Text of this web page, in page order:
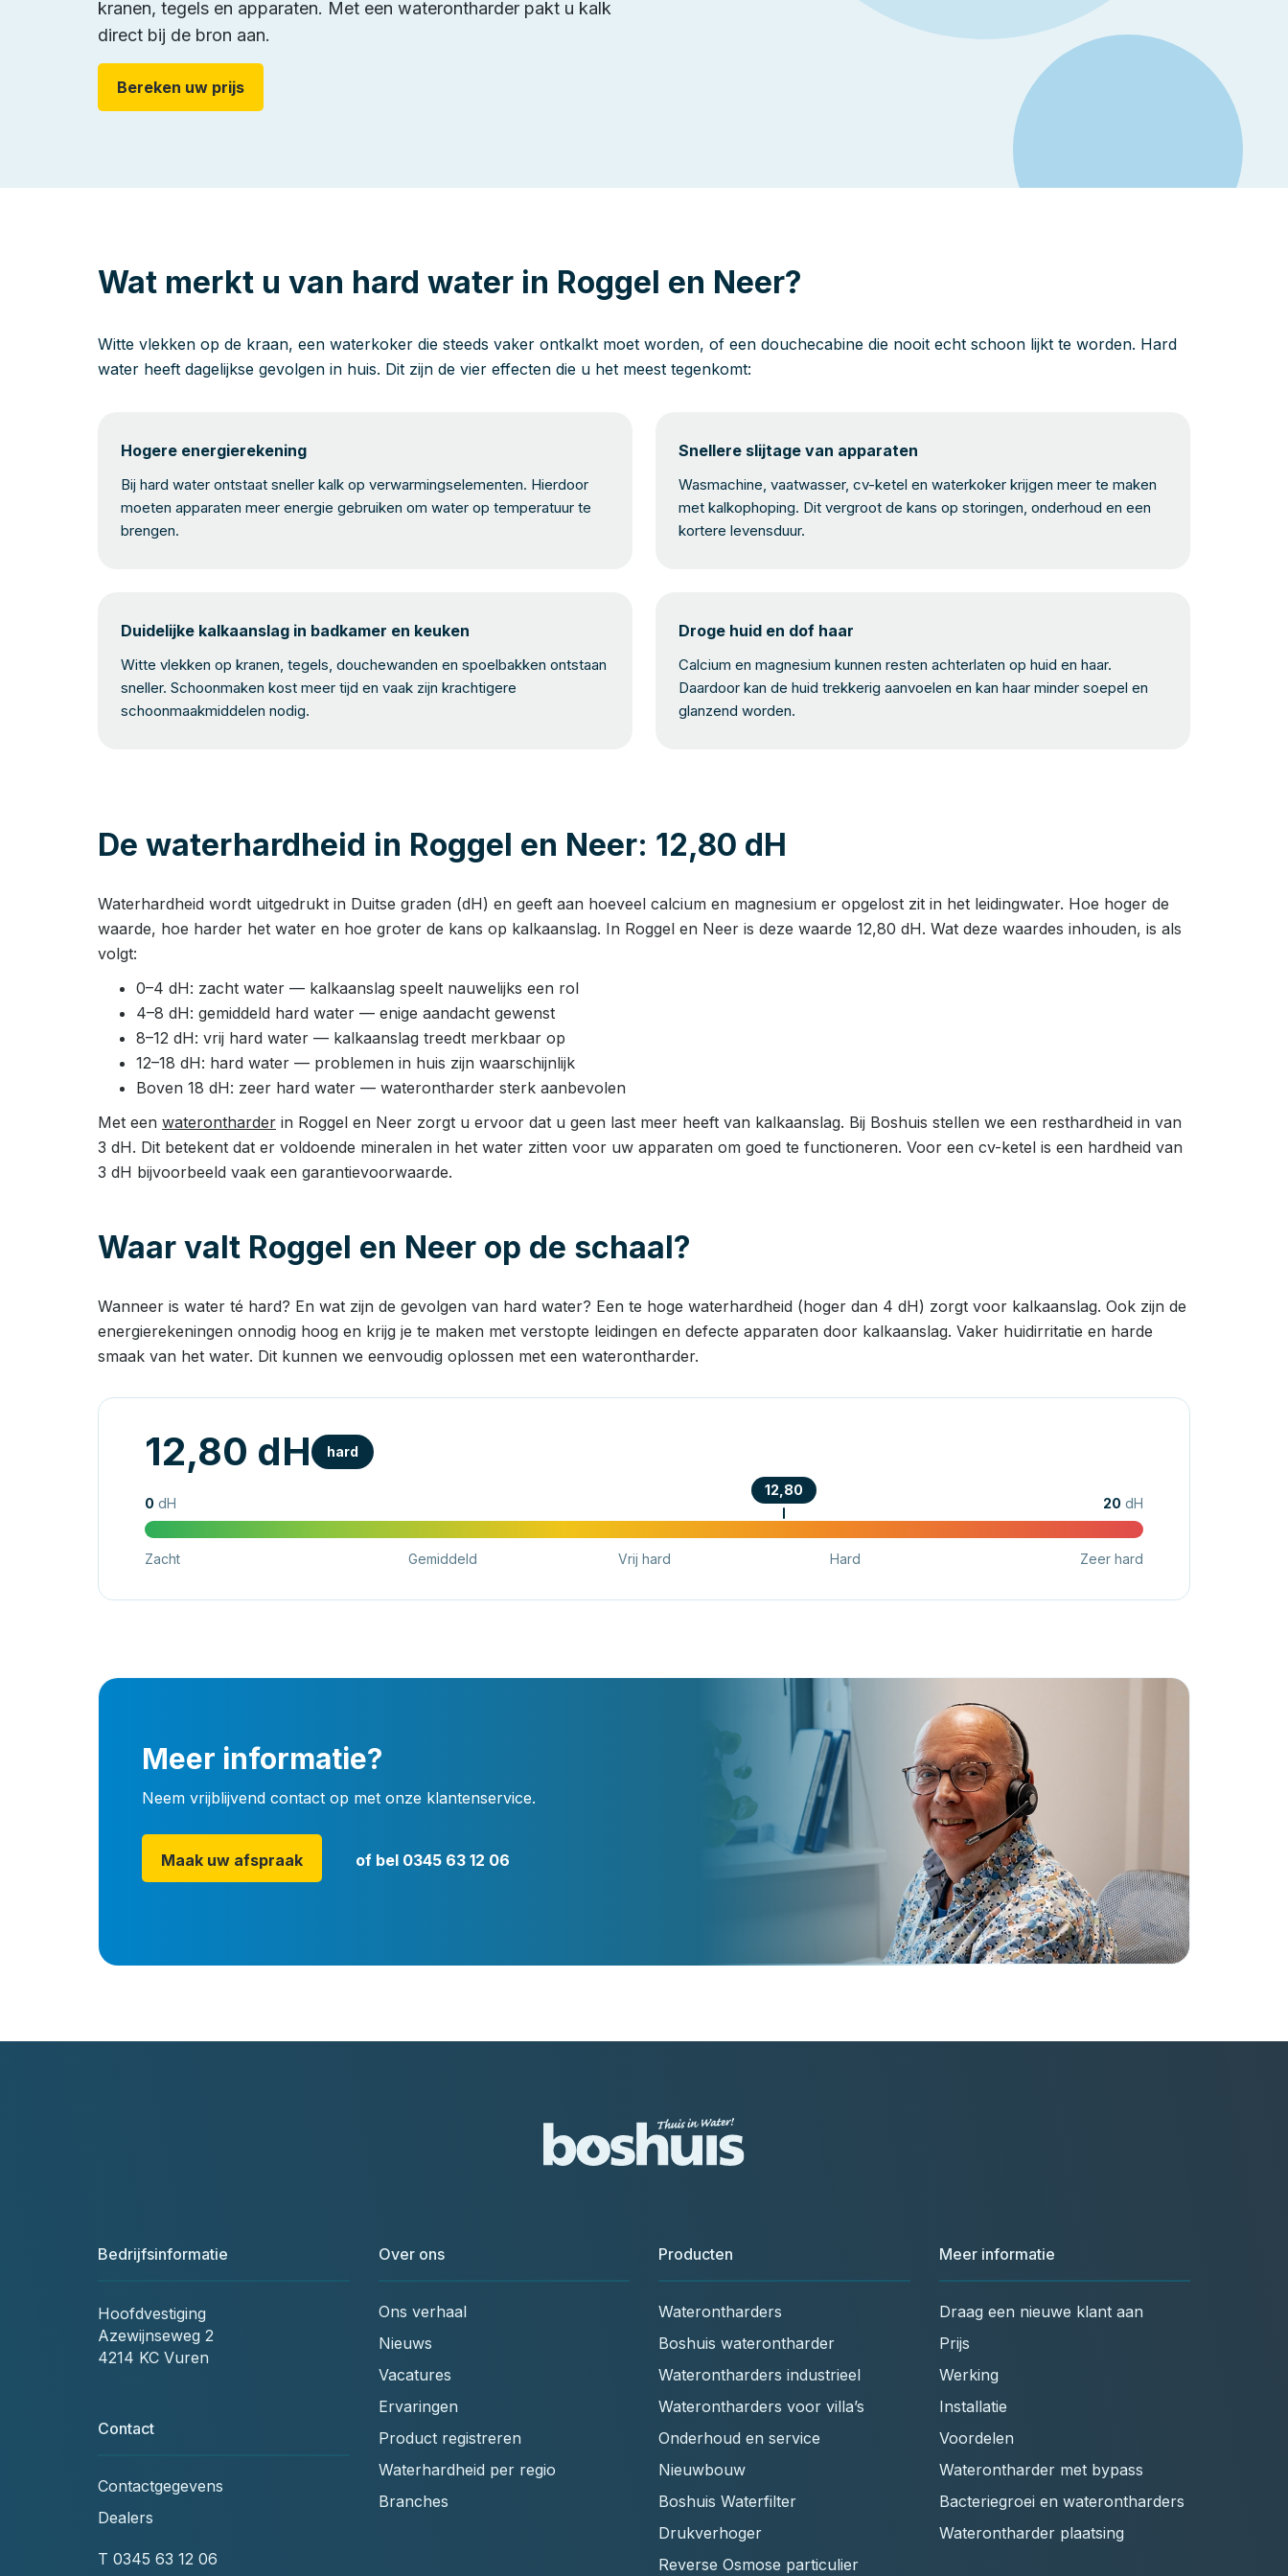
kranen, tegels en apparaten. Met een waterontharder pakt u kalk
direct bij de bron aan.
Bereken uw prijs
Wat merkt u van hard water in Roggel en Neer?
Witte vlekken op de kraan, een waterkoker die steeds vaker ontkalkt moet worden, of een douchecabine die nooit echt schoon lijkt te worden. Hard
water heeft dagelijkse gevolgen in huis. Dit zijn de vier effecten die u het meest tegenkomt:
Hogere energierekening
Bij hard water ontstaat sneller kalk op verwarmingselementen. Hierdoor
moeten apparaten meer energie gebruiken om water op temperatuur te
brengen.
Snellere slijtage van apparaten
Wasmachine, vaatwasser, cv-ketel en waterkoker krijgen meer te maken
met kalkophoping. Dit vergroot de kans op storingen, onderhoud en een
kortere levensduur.
Duidelijke kalkaanslag in badkamer en keuken
Witte vlekken op kranen, tegels, douchewanden en spoelbakken ontstaan
sneller. Schoonmaken kost meer tijd en vaak zijn krachtigere
schoonmaakmiddelen nodig.
Droge huid en dof haar
Calcium en magnesium kunnen resten achterlaten op huid en haar.
Daardoor kan de huid trekkerig aanvoelen en kan haar minder soepel en
glanzend worden.
De waterhardheid in Roggel en Neer: 12,80 dH
Waterhardheid wordt uitgedrukt in Duitse graden (dH) en geeft aan hoeveel calcium en magnesium er opgelost zit in het leidingwater. Hoe hoger de
waarde, hoe harder het water en hoe groter de kans op kalkaanslag. In Roggel en Neer is deze waarde 12,80 dH. Wat deze waardes inhouden, is als
volgt:
0–4 dH: zacht water — kalkaanslag speelt nauwelijks een rol
4–8 dH: gemiddeld hard water — enige aandacht gewenst
8–12 dH: vrij hard water — kalkaanslag treedt merkbaar op
12–18 dH: hard water — problemen in huis zijn waarschijnlijk
Boven 18 dH: zeer hard water — waterontharder sterk aanbevolen
Met een waterontharder in Roggel en Neer zorgt u ervoor dat u geen last meer heeft van kalkaanslag. Bij Boshuis stellen we een resthardheid in van
3 dH. Dit betekent dat er voldoende mineralen in het water zitten voor uw apparaten om goed te functioneren. Voor een cv-ketel is een hardheid van
3 dH bijvoorbeeld vaak een garantievoorwaarde.
Waar valt Roggel en Neer op de schaal?
Wanneer is water té hard? En wat zijn de gevolgen van hard water? Een te hoge waterhardheid (hoger dan 4 dH) zorgt voor kalkaanslag. Ook zijn de
energierekeningen onnodig hoog en krijg je te maken met verstopte leidingen en defecte apparaten door kalkaanslag. Vaker huidirritatie en harde
smaak van het water. Dit kunnen we eenvoudig oplossen met een waterontharder.
12,80 dH hard
0 dH 20 dH
12,80
Zacht Gemiddeld Vrij hard Hard Zeer hard
Meer informatie?
Neem vrijblijvend contact op met onze klantenservice.
Maak uw afspraak of bel 0345 63 12 06
Bedrijfsinformatie
Hoofdvestiging
Azewijnseweg 2
4214 KC Vuren
Contact
Contactgegevens
Dealers
T 0345 63 12 06
Over ons
Ons verhaal
Nieuws
Vacatures
Ervaringen
Product registreren
Waterhardheid per regio
Branches
Producten
Waterontharders
Boshuis waterontharder
Waterontharders industrieel
Waterontharders voor villa’s
Onderhoud en service
Nieuwbouw
Boshuis Waterfilter
Drukverhoger
Reverse Osmose particulier
Meer informatie
Draag een nieuwe klant aan
Prijs
Werking
Installatie
Voordelen
Waterontharder met bypass
Bacteriegroei en waterontharders
Waterontharder plaatsing